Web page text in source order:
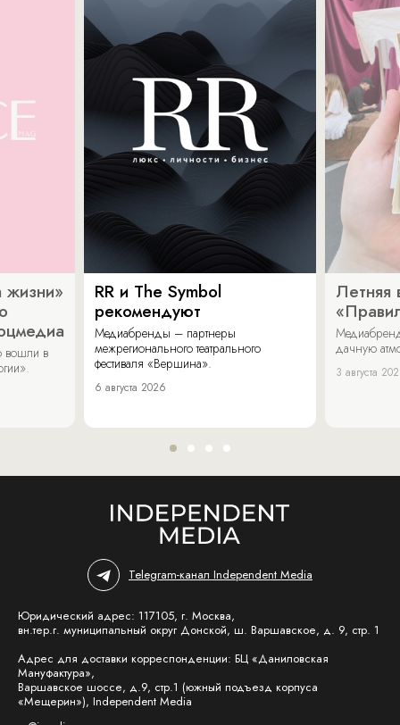
жизни»
вошли в
RR и The Symbol
рекомендуют
Медиабренды – партнеры
межрегионального театрального
фестиваля «Вершина».
6 августа 2026
Летняя
дачную
3 августа
Telegram-канал Independent Media
Юридический адрес: 117105, г. Москва,
вн.тер.г. муниципальный округ Донской, ш. Варшавское, д. 9, стр. 1
Адрес для доставки корреспонденции: БЦ «Даниловская
Мануфактура»,
Варшавское шоссе, д.9, стр.1 (южный подъезд корпуса
«Мещерин»), Independent Media